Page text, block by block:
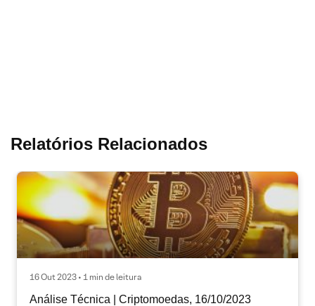
Relatórios Relacionados
16 Out 2023 • 1 min de leitura
Análise Técnica | Criptomoedas, 16/10/2023